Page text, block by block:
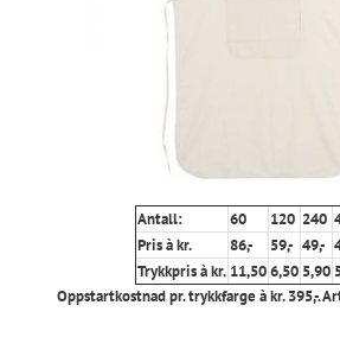
Antall: 60 120 240
Pris à kr.
86,- 59,- 49,-
Trykkpris à kr. 11,50 6,50 5,90
Oppstartkostnad pr. trykkfarge à kr. 395,-.